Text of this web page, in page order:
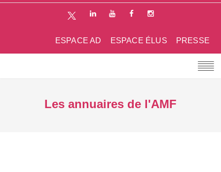
PRESSE
ESPACE ÉLUS
ESPACE AD
Les annuaires de l'AMF